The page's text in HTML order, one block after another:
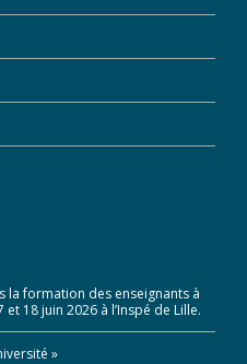
la formation des enseignants à
18 juin 2026 à l’Inspé de Lille.
»